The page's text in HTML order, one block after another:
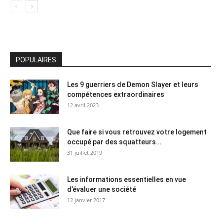
POPULAIRES
Les 9 guerriers de Demon Slayer et leurs
compétences extraordinaires
12 avril 2023
Que faire si vous retrouvez votre logement
occupé par des squatteurs...
31 juillet 2019
Les informations essentielles en vue
d’évaluer une société
12 janvier 2017